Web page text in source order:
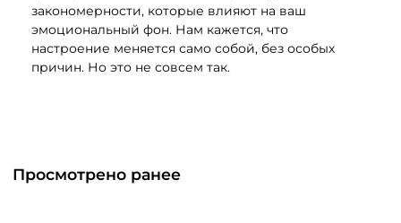
закономерности, которые влияют на ваш
эмоциональный фон. Нам кажется, что
настроение меняется само собой, без особых
причин. Но это не совсем так.
Просмотрено ранее